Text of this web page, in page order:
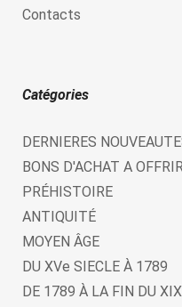
Contacts
Catégories
DERNIERES
BONS D'ACHAT A
PRÉHISTOIRE
ANTIQUITÉ
MOYEN ÂGE
DU XVe SIECLE À 1789
DE 1789 À LA FIN DU